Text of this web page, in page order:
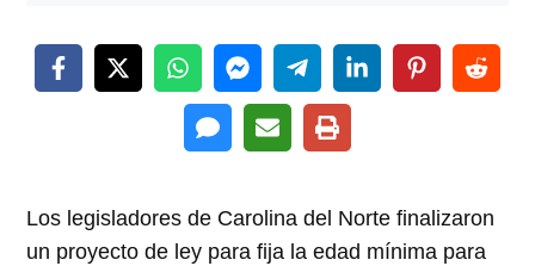
Los legisladores de Carolina del Norte finalizaron
un proyecto de ley para fija la edad mínima para